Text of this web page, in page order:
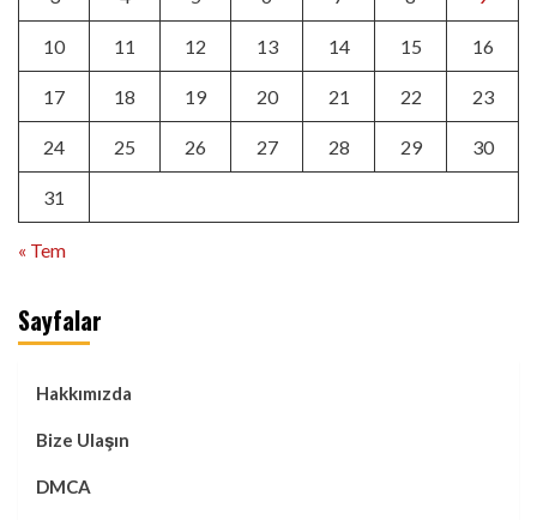
10 11 12 13 14 15 16
17 18 19 20 21 22 23
24 25 26 27 28 29 30
31
« Tem
Sayfalar
Hakkımızda
Bize Ulaşın
DMCA